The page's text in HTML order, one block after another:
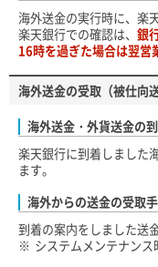
海外送金の実行時に、楽
楽天銀行での確認は、 銀
16時を過ぎた場合は翌営
海外送金の受取（被仕向
海外送金・外貨送金の
楽天銀行に到着しました
ます。
海外からの送金の受取
到着の案内をしました送
※ システムメンテナン